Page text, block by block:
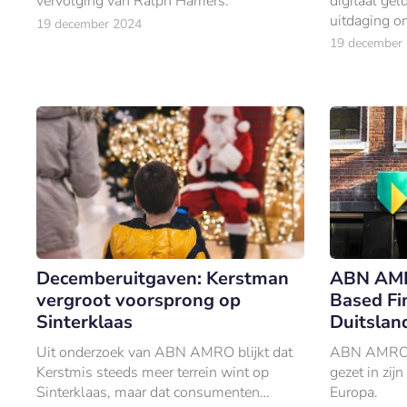
19 december 2024
uitdaging
19
Decemberuitgaven: Kerstman
vergroot voorsprong op
Sinterklaas
Uit onderzoek van ABN AMRO blijkt dat
Kerstmis steeds meer terrein wint op
Sinterklaas, maar dat consumenten
ABN
Based
ABN
gezet in
Europa.